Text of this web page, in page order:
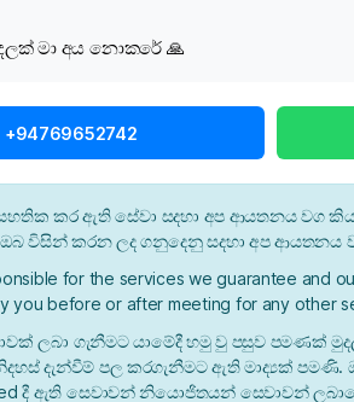
මා අය නොකරේ 🙏
+94769652742
සහතික කර ඇති සේවා සදහා අප ආයතනය වග
විසින් කරන ලද ගනුදෙනු සදහා අප ආයතනය
for the services we guarantee and
you before or after meeting for any other
ලබා ගැනීමට යාමේදී හමු වු පසුව පමණක්
දැන්වීම් පල කරගැනීමට ඇති මාද්‍යක්
දී ඇති සෙවාවන් නියොජිතයන් සෙවාවන්